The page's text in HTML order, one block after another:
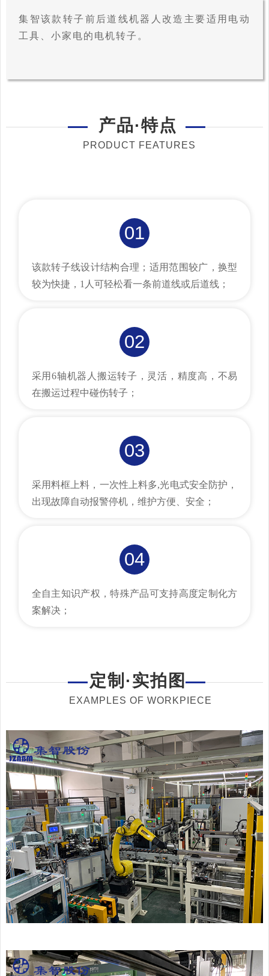
集智该款转子前后道线机器人改造主要适用电动
工具、小家电的电机转子。
产品·特点
PRODUCT FEATURES
01
该款转子线设计结构合理；适用范围较广，换型
较为快捷，1人可轻松看一条前道线或后道线；
02
采用6轴机器人搬运转子，灵活，精度高，不易
在搬运过程中碰伤转子；
03
采用料框上料，一次性上料多,光电式安全防护，
出现故障自动报警停机，维护方便、安全；
04
全自主知识产权，特殊产品可支持高度定制化方
案解决；
定制·实拍图
EXAMPLES OF WORKPIECE